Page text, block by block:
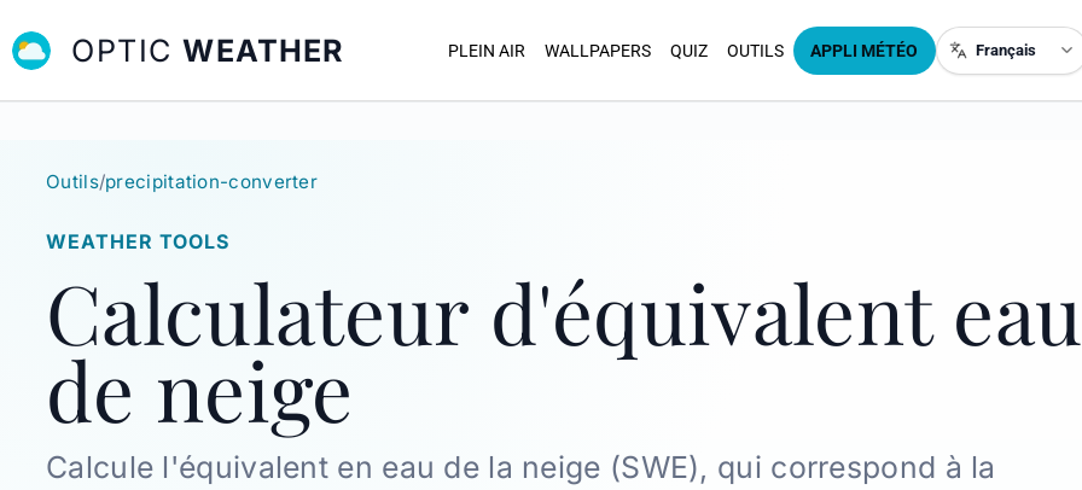
OPTIC WEATHER PLEIN AIR WALLPAPERS QUIZ OUTILS APPLI MÉTÉO Français
Outils/precipitation-converter
WEATHER TOOLS
Calculateur d'équivalent eau
de neige
Calcule l'équivalent en eau de la neige (SWE), qui correspond à la